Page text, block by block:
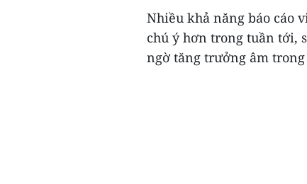
Nhiều khả năng báo cáo
chú ý hơn trong tuần tới,
ngờ tăng trưởng âm